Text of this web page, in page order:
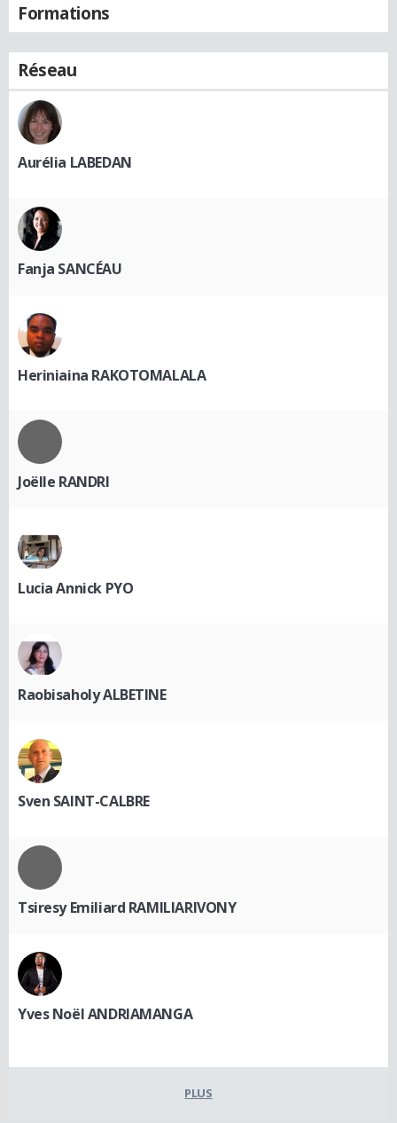
Formations
Réseau
Aurélia LABEDAN
Fanja SANCÉAU
Heriniaina RAKOTOMALALA
Joëlle RANDRI
Lucia Annick PYO
Raobisaholy ALBETINE
Sven SAINT-CALBRE
Tsiresy Emiliard RAMILIARIVONY
Yves Noël ANDRIAMANGA
PLUS